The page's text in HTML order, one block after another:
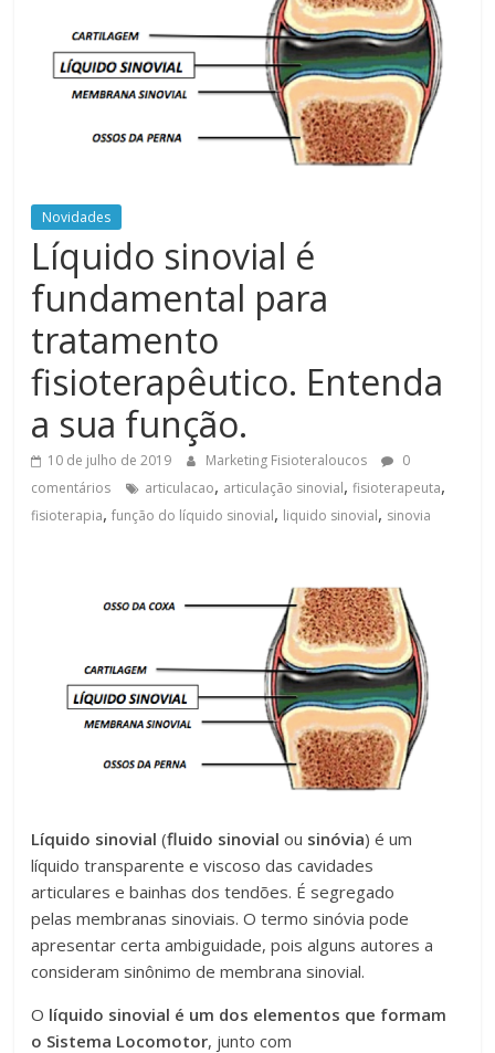
Novidades
Líquido sinovial é
fundamental para
tratamento
fisioterapêutico. Entenda
a sua função.
10 de julho de 2019 Marketing Fisioteraloucos
0
comentários
articulacao, articulação sinovial,fisioterapeuta,
fisioterapia,função do líquido sinovial, liquido sinovial, sinovia
Líquido sinovial (fluido sinovial ou sinóvia) é um
líquido transparente e viscoso das cavidades
articulares e bainhas dos tendões. É segregado
pelas membranas sinoviais. O termo sinóvia pode
apresentar certa ambiguidade, pois alguns autores a
consideram sinônimo de membrana sinovial.
O líquido sinovial é um dos elementos que formam
o Sistema Locomotor, junto com